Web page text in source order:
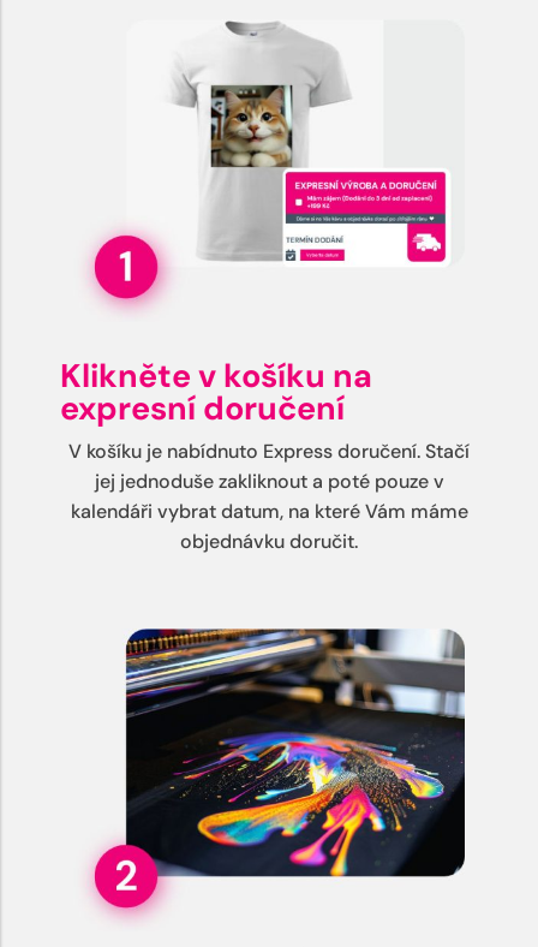
Klikněte v košíku na
expresní doručení
V košíku je nabídnuto Express doručení. Stačí
jej jednoduše zakliknout a poté pouze v
kalendáři vybrat datum, na které Vám máme
objednávku doručit.